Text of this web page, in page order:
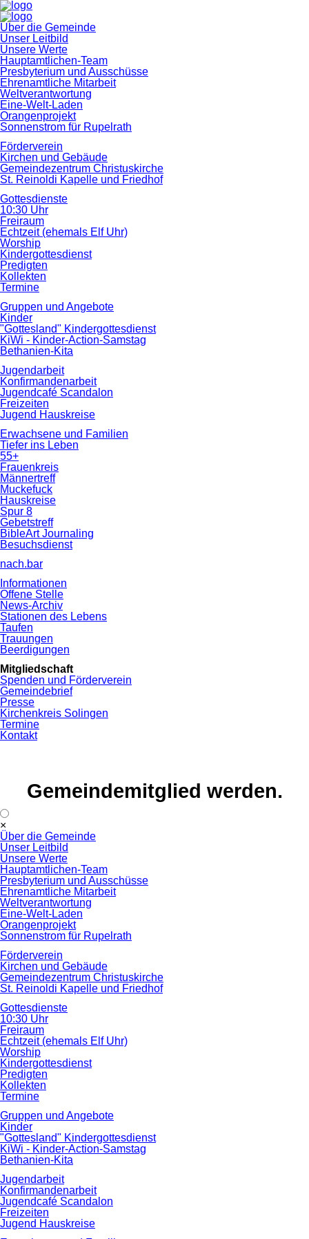
Navigation
überspringen
Über die Gemeinde
Unser Leitbild
Unsere Werte
Hauptamtlichen-Team
Presbyterium und Ausschüsse
Ehrenamtliche Mitarbeit
Weltverantwortung
Eine-Welt-Laden
Orangenprojekt
Sonnenstrom für Rupelrath
Förderverein
Kirchen und Gebäude
Gemeindezentrum Christuskirche
St. Reinoldi Kapelle und Friedhof
Gottesdienste
10:30 Uhr
Freiraum
Echtzeit (ehemals Elf Uhr)
Worship
Kindergottesdienst
Predigten
Kollekten
Termine
Gruppen und Angebote
Kinder
"Gottesland" Kindergottesdienst
KiWi - Kinder-Action-Samstag
Bethanien-Kita
Jugendarbeit
Konfirmandenarbeit
Jugendcafé Scandalon
Freizeiten
Jugend Hauskreise
Erwachsene und Familien
Tiefer ins Leben
55+
Frauenkreis
Männertreff
Muckefuck
Hauskreise
Spur 8
Gebetstreff
BibleArt Journaling
Besuchsdienst
nach.bar
Informationen
Offene Stelle
News-Archiv
Stationen des Lebens
Taufen
Trauungen
Beerdigungen
Mitgliedschaft
Spenden und Förderverein
Gemeindebrief
Presse
Kirchenkreis Solingen
Termine
Kontakt
Gemeindemitglied werden.
×
überspringen
Über die Gemeinde
Unser Leitbild
Unsere Werte
Hauptamtlichen-Team
Presbyterium und Ausschüsse
Ehrenamtliche Mitarbeit
Weltverantwortung
Eine-Welt-Laden
Orangenprojekt
Sonnenstrom für Rupelrath
Förderverein
Kirchen und Gebäude
Gemeindezentrum Christuskirche
St. Reinoldi Kapelle und Friedhof
Gottesdienste
10:30 Uhr
Freiraum
Echtzeit (ehemals Elf Uhr)
Worship
Kindergottesdienst
Predigten
Kollekten
Termine
Gruppen und Angebote
Kinder
"Gottesland" Kindergottesdienst
KiWi - Kinder-Action-Samstag
Bethanien-Kita
Jugendarbeit
Konfirmandenarbeit
Jugendcafé Scandalon
Freizeiten
Jugend Hauskreise